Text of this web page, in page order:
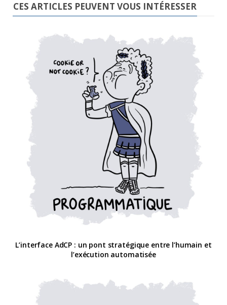
CES ARTICLES PEUVENT VOUS INTÉRESSER
L’interface AdCP : un pont stratégique entre l’humain et
l’exécution automatisée